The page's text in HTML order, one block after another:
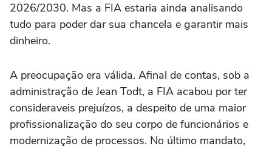
2026/2030. Mas a FIA estaria ainda analisando
tudo para poder dar sua chancela e garantir mais
dinheiro.
A preocupação era válida. Afinal de contas, sob a
administração de Jean Todt, a FIA acabou por ter
consideraveis prejuízos, a despeito de uma maior
profissionalização do seu corpo de funcionários e
modernização de processos. No último mandato,